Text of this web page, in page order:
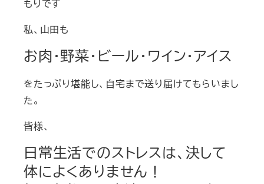
もりです
私、山田も
お肉・野菜・ビール・ワイン・アイス
をたっぷり堪能し、自宅まで送り届けてもらいまし
た。
皆様、
日常生活でのストレスは、決して
体によくありません！